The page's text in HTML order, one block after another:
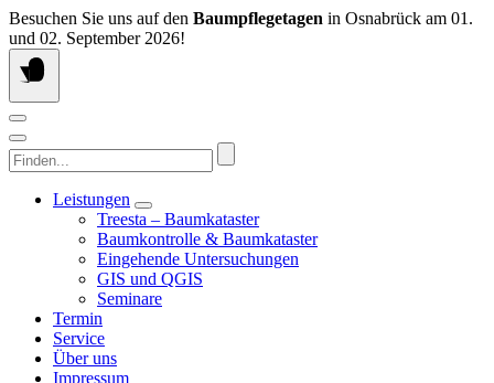
Springen
Sie
zum
Inhalt
Besuchen Sie uns auf den Baumpflegetagen in Osnabrück am 01.
und 02. September 2026!
Finden...
Leistungen
Treesta – Baumkataster
Baumkontrolle & Baumkataster
Eingehende Untersuchungen
GIS und QGIS
Seminare
Termin
Service
Über uns
Impressum